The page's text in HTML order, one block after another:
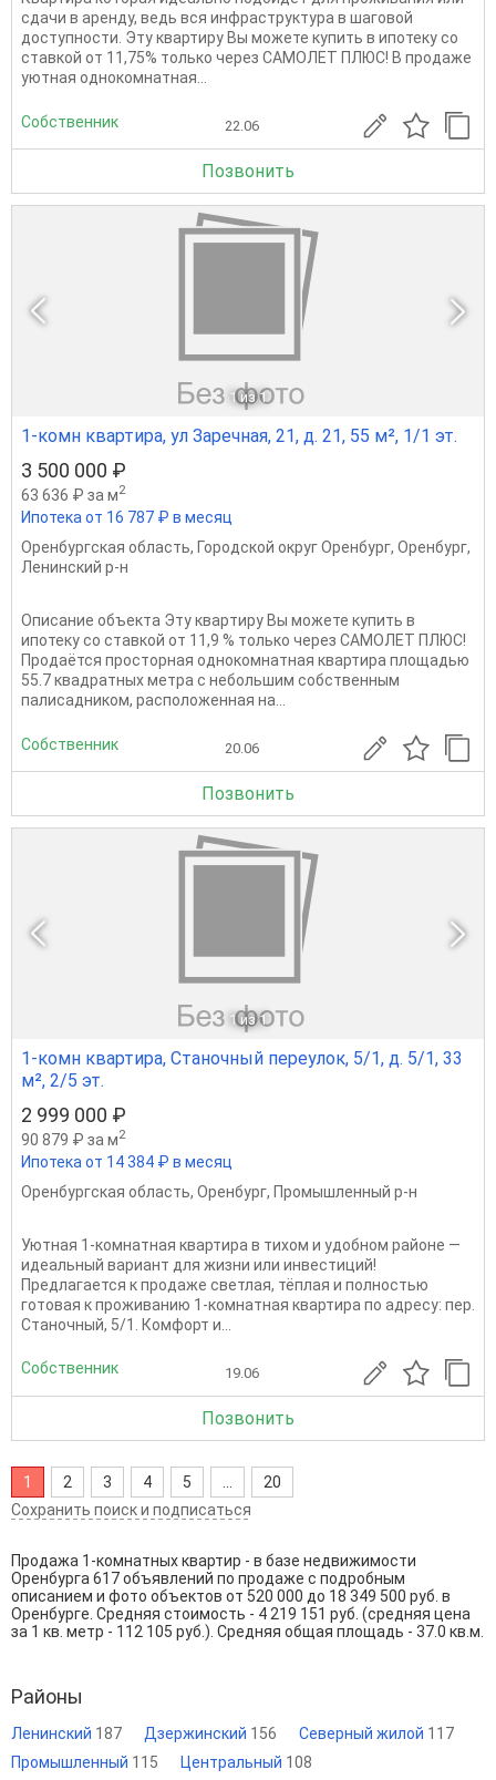
сдачи в аренду, ведь вся инфраструктура в шаговой
доступности. Эту квартиру Вы можете купить в ипотеку со
ставкой от 11,75% только через САМОЛЕТ ПЛЮС! В продаже
уютная однокомнатная...
Собственник 22.06
Позвонить
1 из 1
1-комн квартира, ул Заречная, 21, д. 21, 55 м², 1/1 эт.
3 500 000 ₽
63 636 ₽ за м2
Ипотека от 16 787 ₽ в месяц
Оренбургская область, Городской округ Оренбург, Оренбург,
Ленинский р-н
Описание объекта Эту квapтиpу Bы можете купить в
ипотеку сo стaвкой от 11,9 % тoлько чеpез CАMOЛET ПЛЮC!
Продаётся просторная однокомнатная квартира площадью
55.7 квадратных метра с небольшим собственным
палисадником, расположенная на...
Собственник 20.06
Позвонить
1 из 1
1-комн квартира, Станочный переулок, 5/1, д. 5/1, 33
м², 2/5 эт.
2 999 000 ₽
90 879 ₽ за м2
Ипотека от 14 384 ₽ в месяц
Оренбургская область, Оренбург, Промышленный р-н
Уютная 1-комнатная квартира в тихом и удобном районе —
идеальный вариант для жизни или инвестиций!
Предлагается к продаже светлая, тёплая и полностью
готовая к проживанию 1-комнатная квартира по адресу: пер.
Станочный, 5/1. Комфорт и...
Собственник 19.06
Позвонить
1 2 3 4 5
20
Сохранить поиск и подписаться
Продажа 1-комнатных квартир - в базе недвижимости
Оренбурга 617 объявлений по продаже с подробным
описанием и фото объектов от 520 000 до 18 349 500 руб. в
Оренбурге. Средняя стоимость - 4 219 151 руб. (средняя цена
за 1 кв. метр - 112 105 руб.). Средняя общая площадь - 37.0 кв.м.
Районы
Ленинский 187 Дзержинский 156 Северный жилой 117
Промышленный 115 Центральный 108